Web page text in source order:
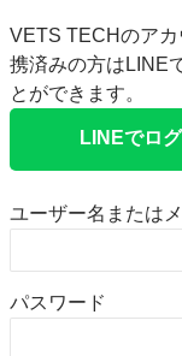
VETS TECHのア
携済みの方はLINE
とができます。
LINEでロ
ユーザー名または
パスワード